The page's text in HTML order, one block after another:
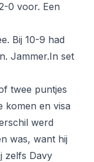
0 voor. Een
Bij 10-9 had
Jammer.In set
twee puntjes
komen en visa
werd
was, want hij
zelfs Davy